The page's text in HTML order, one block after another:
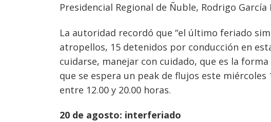
Presidencial Regional de Ñuble, Rodrigo García
La autoridad recordó que “el último feriado
atropellos, 15 detenidos por conducción en
cuidarse, manejar con cuidado, que es la
que se espera un peak de flujos este
entre 12.00 y 20.00 horas.
20 de agosto: interferiado